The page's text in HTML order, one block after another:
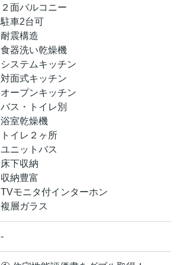
２面バルコニー
駐車2台可
耐震構造
食器洗い乾燥機
システムキッチン
対面式キッチン
オープンキッチン
バス・トイレ別
浴室乾燥機
トイレ２ヶ所
ユニットバス
床下収納
収納豊富
TVモニタ付インターホン
複層ガラス
-